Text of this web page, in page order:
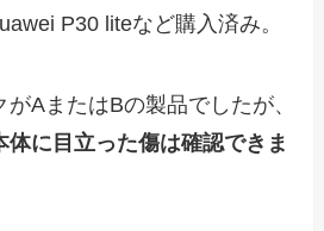
P30 liteなど購入済み。
AまたはBの製品でしたが、
に目立った傷は確認できま